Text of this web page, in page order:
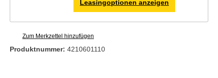
Leasingoptionen anzeigen
Zum Merkzettel hinzufügen
Produktnummer: 4210601110